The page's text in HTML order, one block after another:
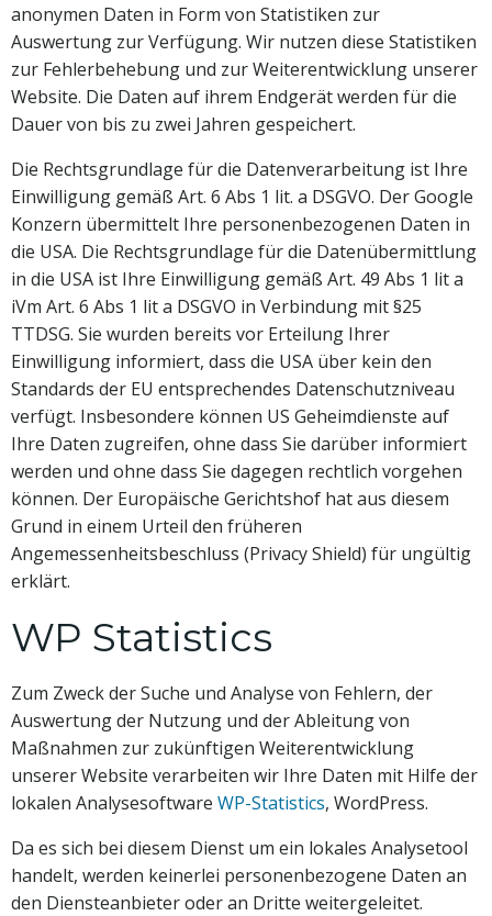
anonymen Daten in Form von Statistiken zur
Auswertung zur Verfügung. Wir nutzen diese Statistiken
zur Fehlerbehebung und zur Weiterentwicklung unserer
Website. Die Daten auf ihrem Endgerät werden für die
Dauer von bis zu zwei Jahren gespeichert.
Die Rechtsgrundlage für die Datenverarbeitung ist Ihre
Einwilligung gemäß Art. 6 Abs 1 lit. a DSGVO. Der Google
Konzern übermittelt Ihre personenbezogenen Daten in
die USA. Die Rechtsgrundlage für die Datenübermittlung
in die USA ist Ihre Einwilligung gemäß Art. 49 Abs 1 lit a
iVm Art. 6 Abs 1 lit a DSGVO in Verbindung mit §25
TTDSG. Sie wurden bereits vor Erteilung Ihrer
Einwilligung informiert, dass die USA über kein den
Standards der EU entsprechendes Datenschutzniveau
verfügt. Insbesondere können US Geheimdienste auf
Ihre Daten zugreifen, ohne dass Sie darüber informiert
werden und ohne dass Sie dagegen rechtlich vorgehen
können. Der Europäische Gerichtshof hat aus diesem
Grund in einem Urteil den früheren
Angemessenheitsbeschluss (Privacy Shield) für ungültig
erklärt.
WP Statistics
Zum Zweck der Suche und Analyse von Fehlern, der
Auswertung der Nutzung und der Ableitung von
Maßnahmen zur zukünftigen Weiterentwicklung
unserer Website verarbeiten wir Ihre Daten mit Hilfe der
lokalen Analysesoftware WP-Statistics, WordPress.
Da es sich bei diesem Dienst um ein lokales Analysetool
handelt, werden keinerlei personenbezogene Daten an
den Diensteanbieter oder an Dritte weitergeleitet.